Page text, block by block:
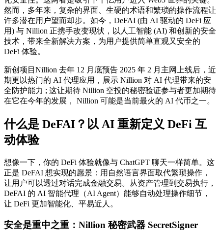
然而，多年来，复杂的界面、生硬的术语和繁琐的操作流程让
许多潜在用户望而却步。如今，DeFAI (由 AI 驱动的 DeFi 应
用) 与 Nillion 正携手改变现状，以人工智能 (AI) 和创新的安全
技术，带来全新解决方案，为用户提供简单直观又安全的
DeFi 体验。
新创项目Nillion 去年 12 月底预告 2025 年 2 月主网上线后，近
期更以热门的 AI 代理应用，展示 Nillion 对 AI 代理带来的安
全防护能力 ; 这让期待 Nillion 空投的秘密验证参与者更加期待
在它在今年的发展， Nillion 可能是当前最火的 AI 代币之一。
什么是 DeFAI？以 AI 重新定义 DeFi 互
动体验
想像一下，你的 DeFi 体验就像与 ChatGPT 聊天一样简单。这
正是 DeFAI 想实现的愿景：用自然语言界面取代繁琐操作，
让用户可以透过对话完成金融交易。从资产管理到交易执行，
DeFAI 的 AI 智能代理（AI Agent）能够自动处理操作细节，
让 DeFi 更加智能化、平易近人。
安全是重中之重：Nillion 秘密武器 SecretSigner